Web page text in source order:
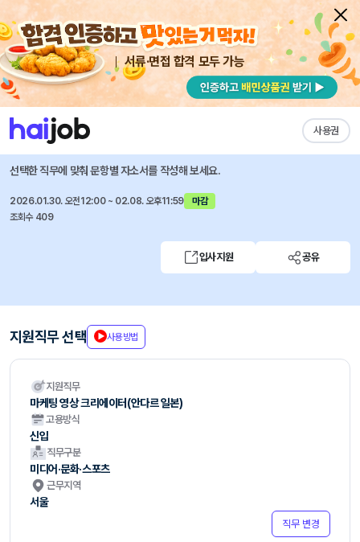
서류·면접 합격 모두 가능
사용권
채용공고 자소서 자유항목 자소서 내 작성목록
에코마케팅 즐겨찾기
마케팅 영상 크리에이터(안다르 일본) 신입/경력 채용
선택한 직무에 맞춰 문항별 자소서를 작성해 보세요.
2026.01.30. 오전12:00 ~ 02.08. 오후11:59
마감
조회수 409
입사지원 공유
지원직무 선택 사용방법
지원직무
마케팅 영상 크리에이터(안다르 일본)
고용방식
신입
직무구분
미디어·문화·스포츠
근무지역
서울
직무 변경